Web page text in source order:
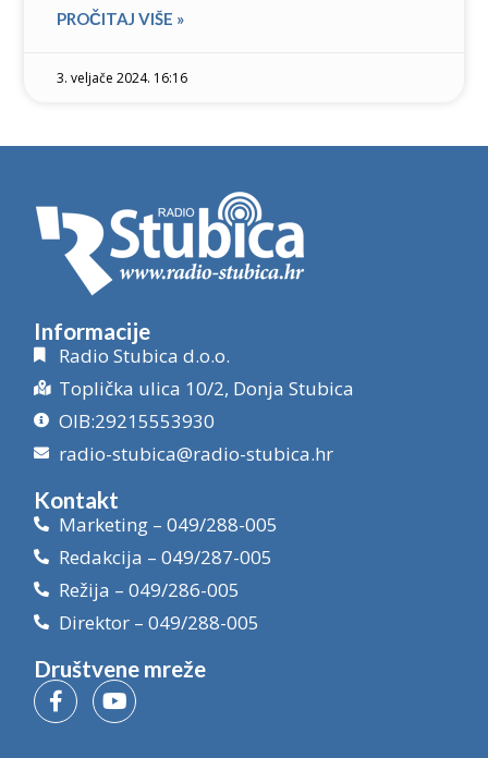
PROČITAJ VIŠE »
3. veljače 2024. 16:16
Informacije
Radio Stubica d.o.o.
Toplička ulica 10/2, Donja Stubica
OIB:29215553930
radio-stubica@radio-stubica.hr
Kontakt
Marketing – 049/288-005
Redakcija – 049/287-005
Režija – 049/286-005
Direktor – 049/288-005
Društvene mreže